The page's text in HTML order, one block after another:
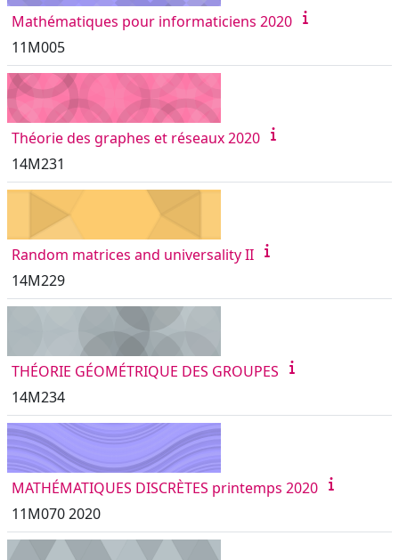
Mathématiques pour informaticiens 2020
11M005
Théorie des graphes et réseaux 2020
14M231
Random matrices and universality II
14M229
THÉORIE GÉOMÉTRIQUE DES GROUPES
14M234
MATHÉMATIQUES DISCRÈTES printemps 2020
11M070 2020